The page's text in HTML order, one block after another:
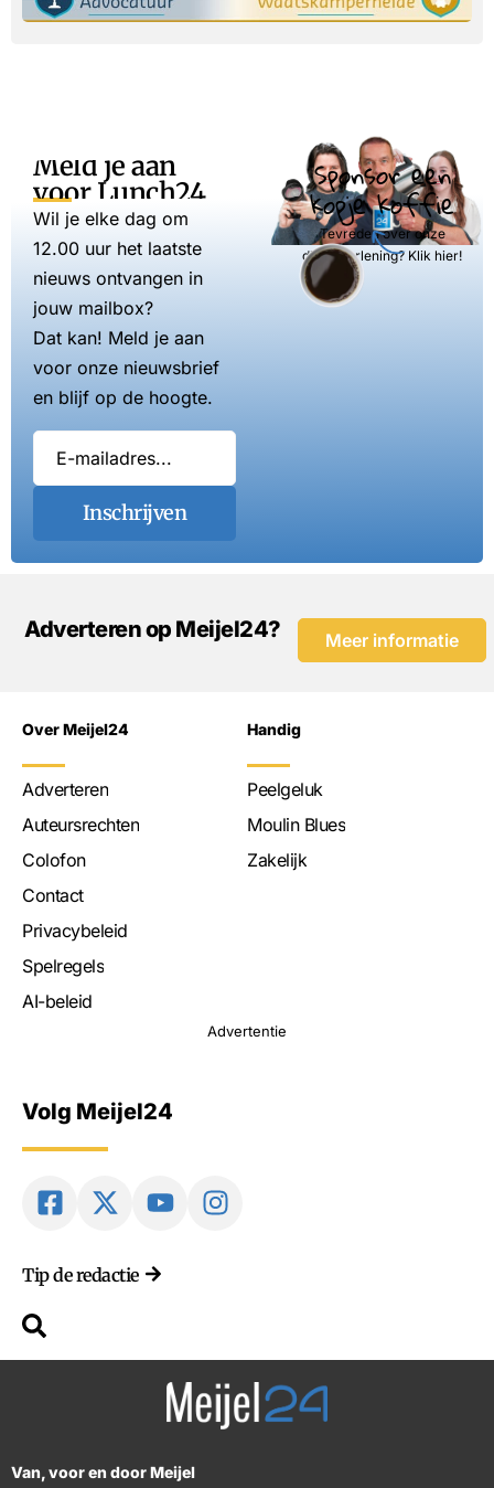
Meld je aan
voor Lunch24
Wil je elke dag om
12.00 uur het laatste
nieuws ontvangen in
jouw mailbox?
Dat kan! Meld je aan
voor onze nieuwsbrief
en blijf op de hoogte.
Inschrijven
Sponsor een
kopje koffie
Tevreden over onze
dienstverlening? Klik hier!
Adverteren op Meijel24? Meer informatie
Over Meijel24
Adverteren
Auteursrechten
Colofon
Contact
Privacybeleid
Spelregels
AI-beleid
Handig
Peelgeluk
Moulin Blues
Zakelijk
Advertentie
Volg Meijel24
Tip de redactie
Van, voor en door Meijel